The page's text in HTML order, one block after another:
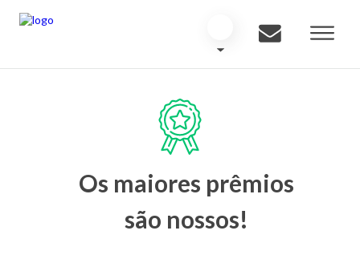
Os maiores prêmios
são nossos!